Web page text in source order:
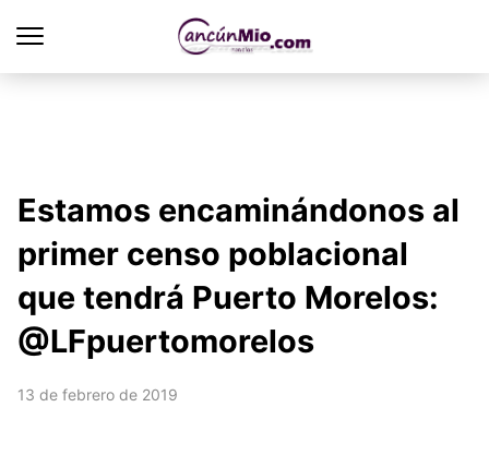
Estamos encaminándonos al
primer censo poblacional
que tendrá Puerto Morelos:
@LFpuertomorelos
13 de febrero de 2019